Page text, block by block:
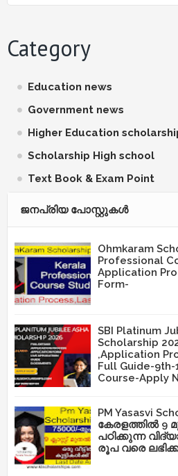
Category
Education news
Government news
Higher Education
Scholarship High school
Text Book & Exam Point
ജനപ്രിയ പോസ്റ്റുകള്‍‌
Ohmkaram
Professional
Application
Form-
SBI Platinum
Scholarship
,Application
Full Guide-9th-
Course-Apply
PM Yasasvi
കേരളത്തിൽ 9
പഠിക്കുന്ന
രൂപ വരെ